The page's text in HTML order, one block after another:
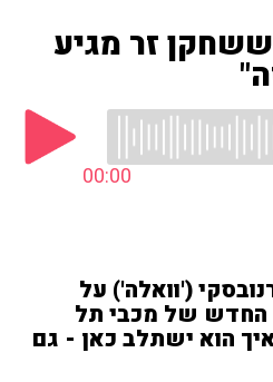
זר מגיע
00:00
('וואלה') על
החדש של מכבי תל
הוא ישתלב כאן - גם